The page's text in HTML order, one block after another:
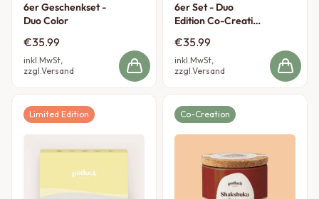
6er Geschenkset -
Duo Color
€35.99
inkl.MwSt,
zzgl.Versand
6er Set - Duo
Edition Co-Creation
€35.99
inkl.MwSt,
zzgl.Versand
Limited Edition Co-Creation